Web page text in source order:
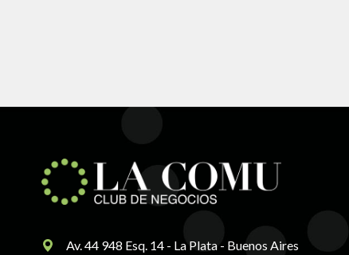
Av. 44 948 Esq. 14 - La Plata - Buenos Aires